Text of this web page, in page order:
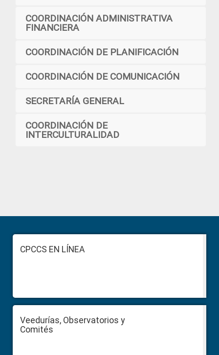
COORDINACIÓN ADMINISTRATIVA
FINANCIERA
COORDINACIÓN DE PLANIFICACIÓN
COORDINACIÓN DE COMUNICACIÓN
SECRETARÍA GENERAL
COORDINACIÓN DE
INTERCULTURALIDAD
Sidebar
FooterCPCCS EN LÍNEA
Veedurías, Observatorios y
Comités